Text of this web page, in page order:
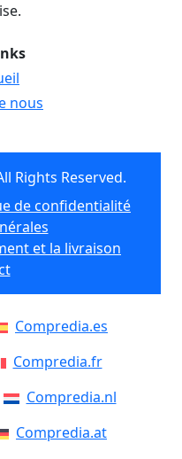
nous
Rights Reserved.
de confidentialité
et la livraison
Compredia.es
Compredia.fr
Compredia.nl
Compredia.at